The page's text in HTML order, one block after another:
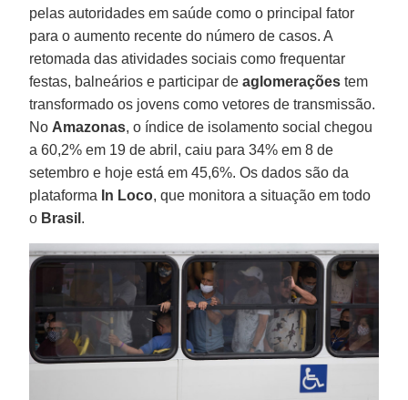
pelas autoridades em saúde como o principal fator
para o aumento recente do número de casos. A
retomada das atividades sociais como frequentar
festas, balneários e participar deaglomerações tem
transformado os jovens como vetores de transmissão.
No Amazonas, o índice de isolamento social chegou
a 60,2% em 19 de abril, caiu para 34% em 8 de
setembro e hoje está em 45,6%. Os dados são da
plataforma In Loco, que monitora a situação em todo
o Brasil .